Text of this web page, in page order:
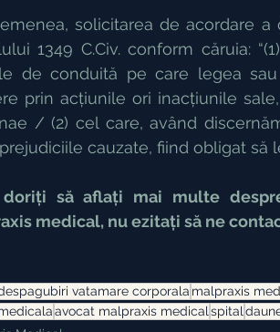
solicitarea de acordare
1349 C.Civ. conform căruia:
de conduită pe care legea
prin acțiunile ori inacțiunile
/ (2) cel care, având
cauzate, fiind obligat să
doriți să aflați mai multe
medical, nu ezitați să ne
vatamare corporala malpraxis
avocat malpraxis medical spital